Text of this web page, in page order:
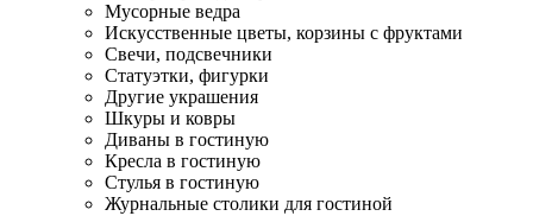
Мусорные ведра
Искусственные цветы, корзины с фруктами
Свечи, подсвечники
Статуэтки, фигурки
Другие украшения
Шкуры и ковры
Диваны в гостиную
Кресла в гостиную
Стулья в гостиную
Журнальные столики для гостиной